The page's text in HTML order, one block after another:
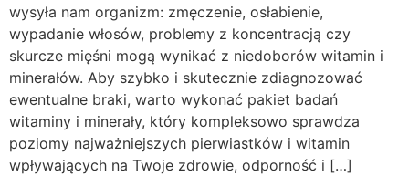
wysyła nam organizm: zmęczenie, osłabienie,
wypadanie włosów, problemy z koncentracją czy
skurcze mięśni mogą wynikać z niedoborów witamin i
minerałów. Aby szybko i skutecznie zdiagnozować
ewentualne braki, warto wykonać pakiet badań
witaminy i minerały, który kompleksowo sprawdza
poziomy najważniejszych pierwiastków i witamin
wpływających na Twoje zdrowie, odporność i […]